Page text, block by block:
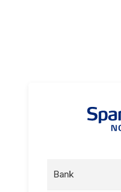
Bank